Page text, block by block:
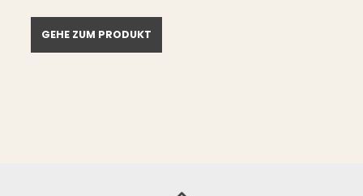
GEHE ZUM PRODUKT